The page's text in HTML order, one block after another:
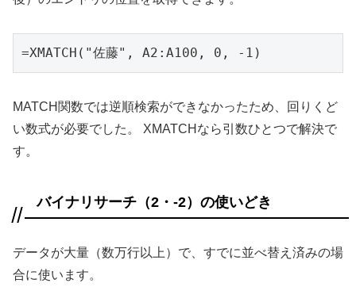
=XMATCH("佐藤", A2:A100, 0, -1)
MATCH関数では逆順検索ができなかったため、回りくど
い数式が必要でした。 XMATCHなら引数ひとつで解決で
す。
バイナリサーチ（2・-2）の使いどき
データが大量（数万行以上）で、すでに並べ替え済みの場
合に使います。